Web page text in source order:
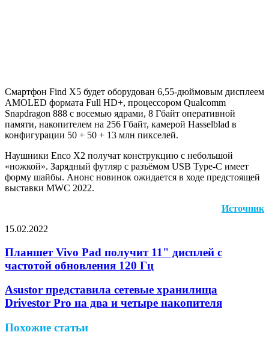
Смартфон Find X5 будет оборудован 6,55-дюймовым дисплеем
AMOLED формата Full HD+, процессором Qualcomm
Snapdragon 888 с восемью ядрами, 8 Гбайт оперативной
памяти, накопителем на 256 Гбайт, камерой Hasselblad в
конфигурации 50 + 50 + 13 млн пикселей.
Наушники Enco X2 получат конструкцию с небольшой
«ножкой». Зарядный футляр с разъёмом USB Type-C имеет
форму шайбы. Анонс новинок ожидается в ходе предстоящей
выставки MWC 2022.
Источник
15.02.2022
через
электронную
почту
Планшет Vivo Pad получит 11" дисплей с
частотой обновления 120 Гц
Asustor представила сетевые хранилища
Drivestor Pro на два и четыре накопителя
Похожие статьи